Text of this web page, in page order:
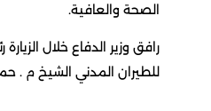
الصحة والعافية.
رافق وزير الدفاع خلال
للطيران المدني الشيخ م .